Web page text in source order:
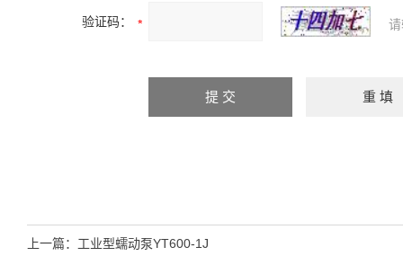
验证码：
上一篇： 工业型蠕动泵YT600-1J